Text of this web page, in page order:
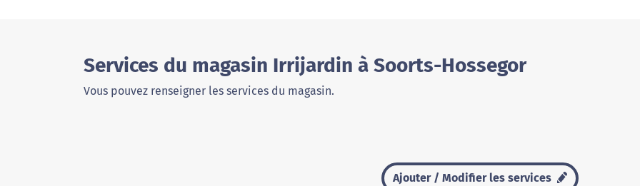
Services du magasin Irrijardin à Soorts-Hossegor
Vous pouvez renseigner les services du magasin.
Ajouter / Modifier les services